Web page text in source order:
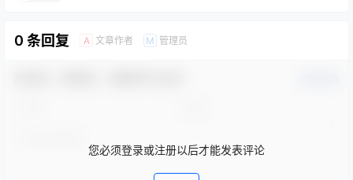
0 条回复 A 文章作者 M 管理员
您必须登录或注册以后才能发表评论